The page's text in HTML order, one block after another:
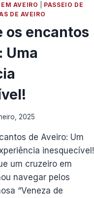
AVEIRO
PASSEIO DE
DE AVEIRO
os encantos
Uma
2025
de Aveiro: Um
inesquecível!
um cruzeiro em
navegar pelos
“Veneza de